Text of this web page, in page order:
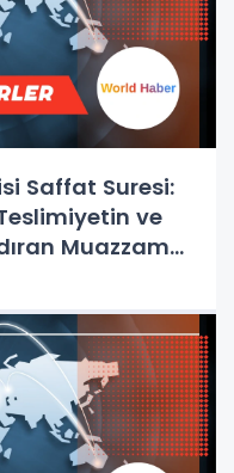
Saffat Suresi:
ve
Muazzam